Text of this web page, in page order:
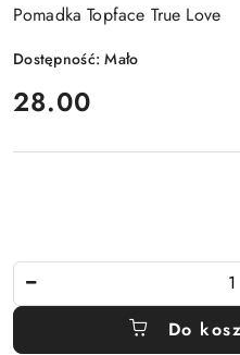
Pomadka Topface True Love
Dostępność:Mało
cena:
28.00
Do